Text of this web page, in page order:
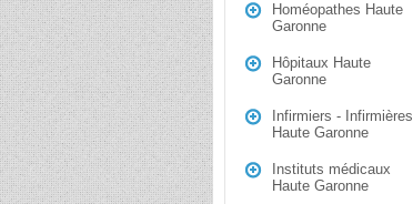
Homéopathes Haute
Garonne
Hôpitaux Haute
Garonne
Infirmiers - Infirmières
Haute Garonne
Instituts médicaux
Haute Garonne